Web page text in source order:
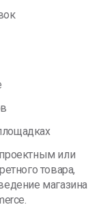
или
товара,
магазина